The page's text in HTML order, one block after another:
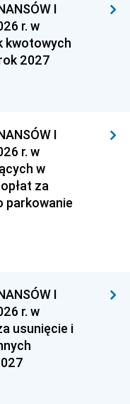
I
r. w
kwotowych
2027
I
r. w
w
za
parkowanie
I
r. w
usunięcie i